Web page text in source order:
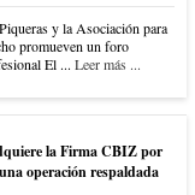
y la Asociación para
promueven un foro
El ... Leer más ...
la Firma CBIZ por
operación respaldada